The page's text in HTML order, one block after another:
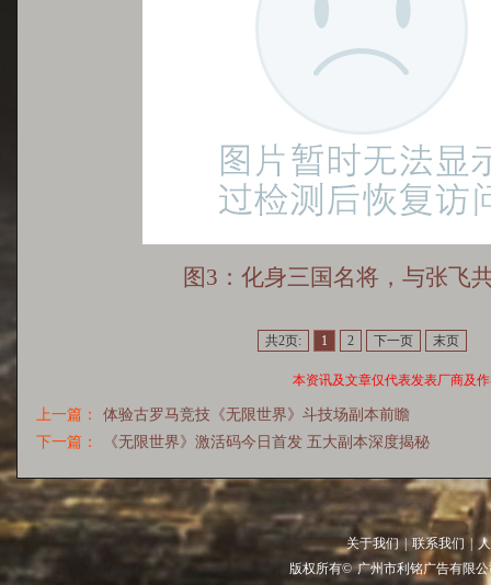
图3：化身三国名将，与张飞
共2页: 1 2 下一页 末页
本资讯及文章仅代表发表厂商及
上一篇：
体验古罗马竞技《无限世界》斗技场副本前瞻
下一篇：
《无限世界》激活码今日首发 五大副本深度揭秘
关于我们 联系我们 |
版权所有© 广州市利铭广告有限